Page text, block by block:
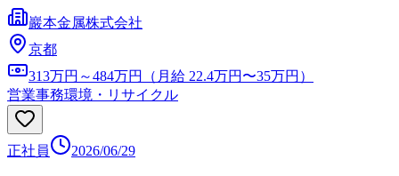
巖本金属株式会社
京都
313万円～484万円（月給 22.4万円〜35万円）
営業事務環境・リサイクル
正社員 2026/06/29